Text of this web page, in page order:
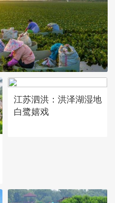
江苏泗洪：洪泽湖湿地
白鹭嬉戏